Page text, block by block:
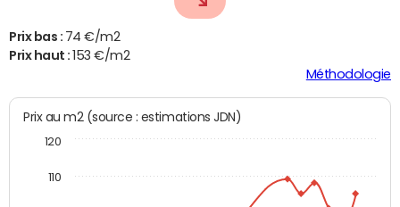
Prix bas : 74 €/m2
Prix haut : 153 €/m2
Méthodologie
Prix au m2 (source : estimations JDN)
110
120